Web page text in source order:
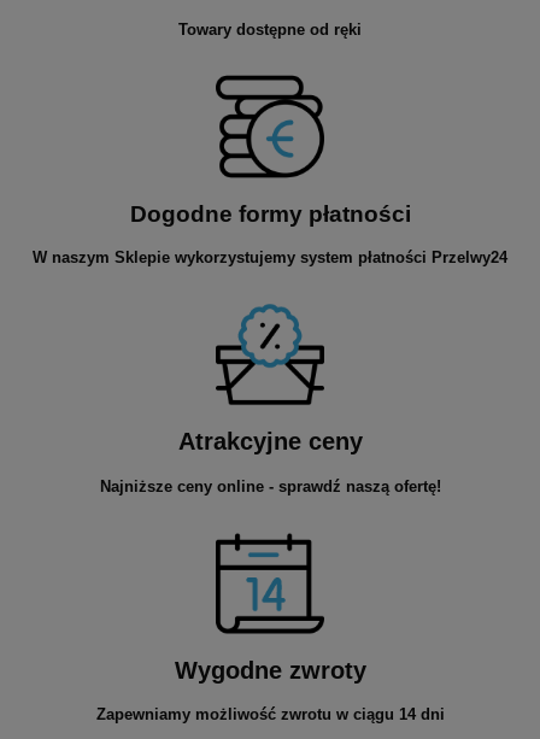
Towary dostępne od ręki
Dogodne formy płatności
W naszym Sklepie wykorzystujemy system płatności Przelwy24
Atrakcyjne ceny
Najniższe ceny online - sprawdź naszą ofertę!
Wygodne zwroty
Zapewniamy możliwość zwrotu w ciągu 14 dni